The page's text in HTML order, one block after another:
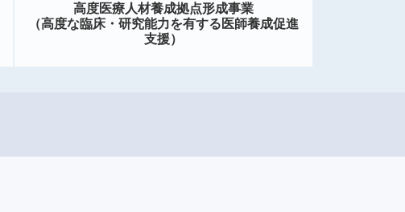
高度医療人材養成拠点形成事業
（高度な臨床・研究能力を有する医師養成促進
支援）